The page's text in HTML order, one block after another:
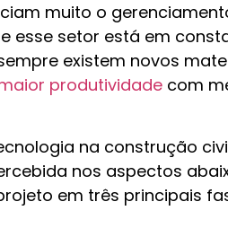
muito o
esse setor está em
existem novos
produtividade com
na construção
nos aspectos
em três principais